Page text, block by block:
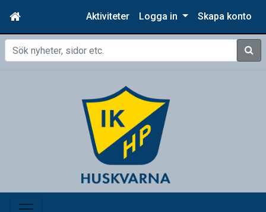
Aktiviteter Logga in Skapa konto
Sök